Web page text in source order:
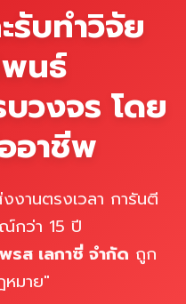
รับทำวิจัย
นธ์
วงจร โดย
อาชีพ
งานตรงเวลา การันตี
กว่า 15 ปี
รส เลกาซี่ จำกัด ถูก
มาย"